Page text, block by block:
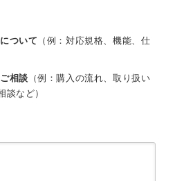
ついて （例：対応規格、機能、仕
相談 （例：購入の流れ、取り扱い
談など）